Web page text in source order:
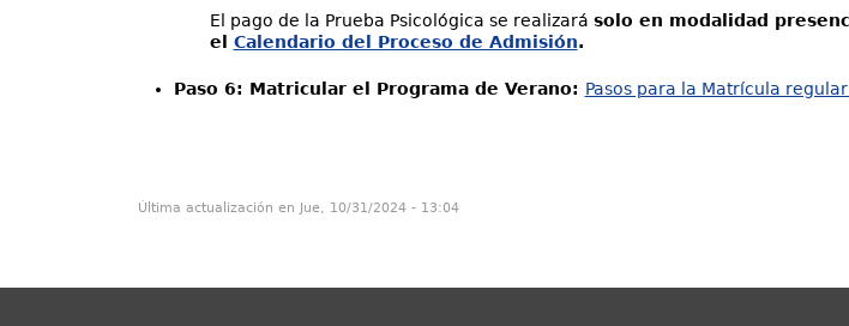
El pago de la Prueba Psicológica se realizará solo en modalidad
el Calendario del Proceso de Admisión.
Paso 6: Matricular el Programa de Verano: Pasos para la Matrícula regular
Última actualización en Jue, 10/31/2024 - 13:04